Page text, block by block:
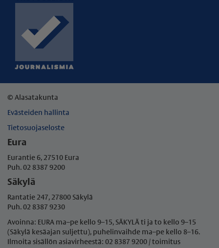
© Alasatakunta
Evästeiden hallinta
Tietosuojaseloste
Eura
Eurantie 6, 27510 Eura
Puh. 02 8387 9200
Säkylä
Rantatie 247, 27800 Säkylä
Puh. 02 8387 9230
Avoinna: EURA ma–pe kello 9–15, SÄKYLÄ ti ja to kello 9–15
(Säkylä kesäajan suljettu), puhelinvaihde ma–pe kello 8–16.
Ilmoita sisällön asiavirheestä: 02 8387 9200 / toimitus